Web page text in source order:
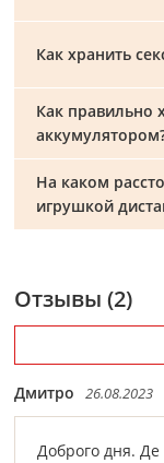
Как хранить
Как правильно
На каком
игрушкой
Отзывы (2)
Доброго дня. Де
Дмитро 26.08.2023